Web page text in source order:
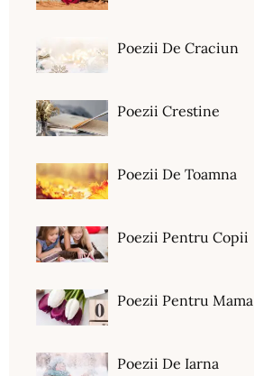
Poezii De Craciun
Poezii Crestine
Poezii De Toamna
Poezii Pentru Copii
Poezii Pentru Mama
Poezii De Iarna